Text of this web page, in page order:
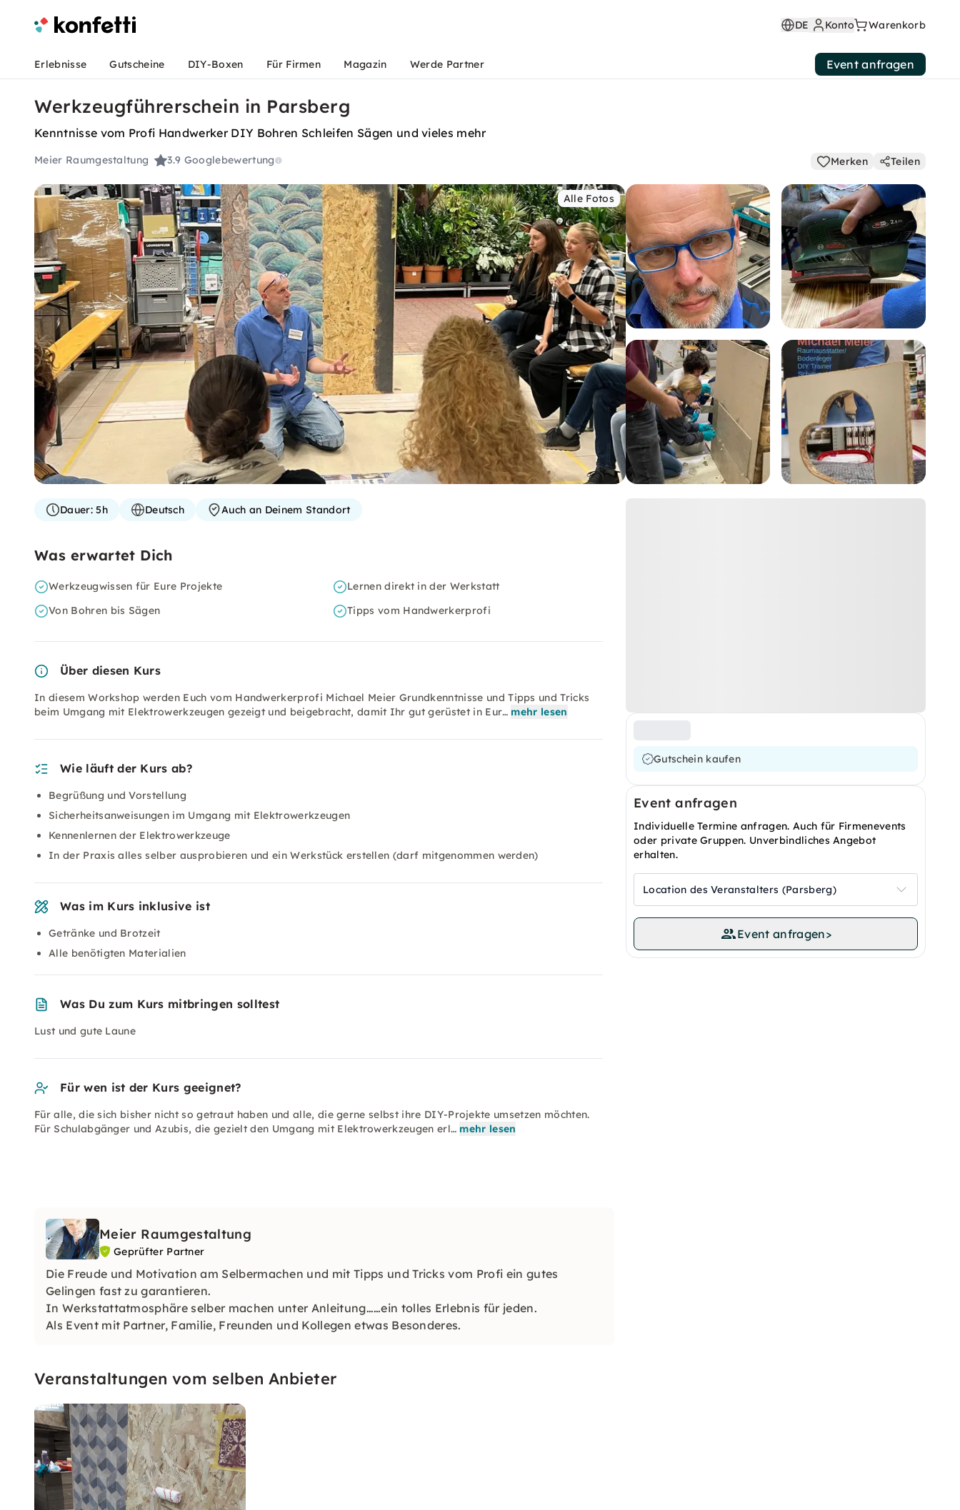
DE Konto Warenkorb
Erlebnisse Gutscheine DIY-Boxen Für Firmen Magazin Werde Partner Event anfragen
Werkzeugführerschein in Parsberg
Kenntnisse vom Profi Handwerker DIY Bohren Schleifen Sägen und vieles mehr
Meier Raumgestaltung 3.9 Googlebewertung Merken Teilen
Alle Fotos
Gutschein kaufen
Event anfragen
Individuelle Termine anfragen. Auch für Firmenevents
oder private Gruppen. Unverbindliches Angebot
erhalten.
Location des Veranstalters (Parsberg)
Event anfragen>
Dauer:5h Deutsch Auch an Deinem Standort
Was erwartet Dich
Werkzeugwissen für Eure Projekte
Lernen direkt in der Werkstatt
Von Bohren bis Sägen
Tipps vom Handwerkerprofi
Über diesen Kurs
In diesem Workshop werden Euch vom Handwerkerprofi Michael Meier Grundkenntnisse und Tipps und Tricks
beim Umgang mit Elektrowerkzeugen gezeigt und beigebracht, damit Ihr gut gerüstet in Eur… mehr lesen
Wie läuft der Kurs ab?
Begrüßung und Vorstellung
Sicherheitsanweisungen im Umgang mit Elektrowerkzeugen
Kennenlernen der Elektrowerkzeuge
In der Praxis alles selber ausprobieren und ein Werkstück erstellen (darf mitgenommen werden)
Was im Kurs inklusive ist
Getränke und Brotzeit
Alle benötigten Materialien
Was Du zum Kurs mitbringen solltest
Lust und gute Laune
Für wen ist der Kurs geeignet?
Für alle, die sich bisher nicht so getraut haben und alle, die gerne selbst ihre DIY-Projekte umsetzen möchten.
Für Schulabgänger und Azubis, die gezielt den Umgang mit Elektrowerkzeugen erl… mehr lesen
Meier Raumgestaltung
Geprüfter Partner
Die Freude und Motivation am Selbermachen und mit Tipps und Tricks vom Profi ein gutes
Gelingen fast zu garantieren.
In Werkstattatmosphäre selber machen unter Anleitung……ein tolles Erlebnis für jeden.
Als Event mit Partner, Familie, Freunden und Kollegen etwas Besonderes.
Veranstaltungen vom selben Anbieter